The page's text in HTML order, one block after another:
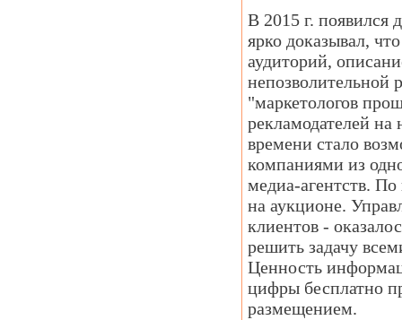
В 2015 г. появился
ярко доказывал,
аудиторий,
непозволительной
"маркетологов
рекламодателей
времени стало
компаниями из
медиа-агентств.
на аукционе.
клиентов -
решить задачу
Ценность
цифры бесплатно
размещением.